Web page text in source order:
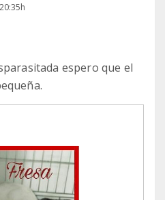
espero que el